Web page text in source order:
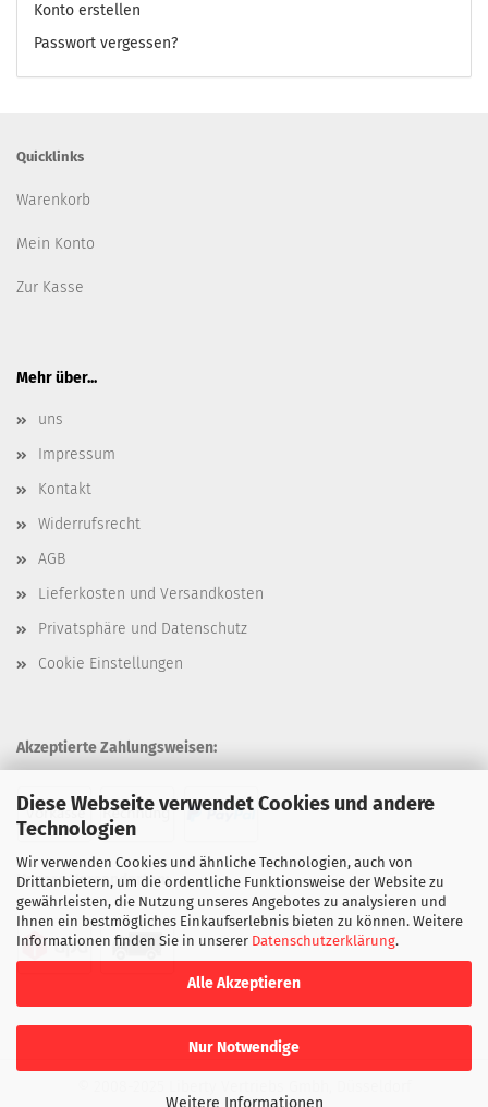
Diese Webseite verwendet Cookies und andere
Technologien
Wir verwenden Cookies und ähnliche Technologien, auch von
Drittanbietern, um die ordentliche Funktionsweise der Website zu
gewährleisten, die Nutzung unseres Angebotes zu analysieren und
Ihnen ein bestmögliches Einkaufserlebnis bieten zu können. Weitere
Informationen finden Sie in unserer Datenschutzerklärung.
Alle Akzeptieren
Nur Notwendige
Weitere Informationen
Konto erstellen
Passwort vergessen?
Quicklinks
Warenkorb
Mein Konto
Zur Kasse
Mehr über...
uns
Impressum
Kontakt
Widerrufsrecht
AGB
Lieferkosten und Versandkosten
Privatsphäre und Datenschutz
Cookie Einstellungen
Akzeptierte Zahlungsweisen:
Unsere Versandarten: